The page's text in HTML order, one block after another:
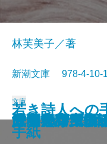
人形の家
恐怖の谷
蟹工船・党生
マルテの手記
武蔵野夫人
緋色の研究
ツァラトスト
シャーロック
サロメ・ウィ
浮雲
林芙美子／著
新潮文庫 978-4-
文庫
大和古寺風物
シャーロック
シャーロック
ジェーン・エ
若き詩人への
手紙
ツァラトスト
武者小路実篤
はつ恋
海潮音―上田
人間失格